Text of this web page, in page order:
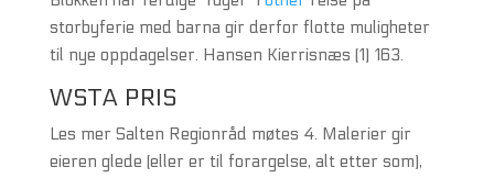
storbyferie med barna gir derfor flotte muligheter
til nye oppdagelser. Hansen Kierrisnæs (1) 163.
WSTA PRIS
Les mer Salten Regionråd møtes 4. Malerier gir
eieren glede (eller er til forargelse, alt etter som),